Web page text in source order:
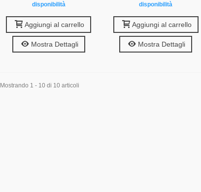
disponibilità
Aggiungi al carrello
Mostra Dettagli
disponibilità
Aggiungi al carrello
Mostra Dettagli
Mostrando 1 - 10 di 10 articoli